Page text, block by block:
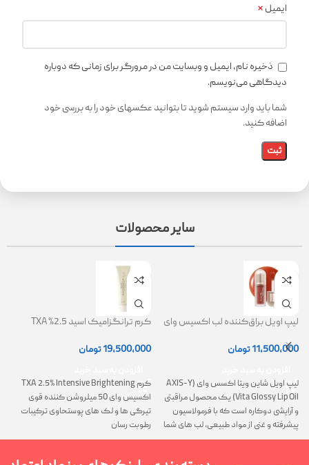
ایمیل *
ذخیره نام، ایمیل و وبسایت من در مرورگر برای زمانی که دوباره
دیدگاهی می‌نویسم.
شما باید وارد سیستم شوید تا بتوانید عکسهای خود را به بررسی خود
اضافه کنید.
سایر محصولات
لیپ اویل براق‌کننده لب اکسیس وای
11,500,000تومان
لیپ اویل شاین ویتا اکسس وای (AXIS-Y
Vita Glossy Lip Oil) یک محصول مراقبتی
و آرایشی دوکاره است که با فرمولاسیون
پیشرفته و غنی از مواد طبیعی، لب های شما
را همزمان ترمیم، تغذیه و فوق العاده
کرم ترانگزامیک اسید 2.5% TXA
19,500,000تومان
کرم TXA 2.5% Intensive Brightening
اکسیس وای 50 میلروشن کننده قوی
تیرگی ها و لک های پوستحاوی ترکیبات
رطوبت رسان